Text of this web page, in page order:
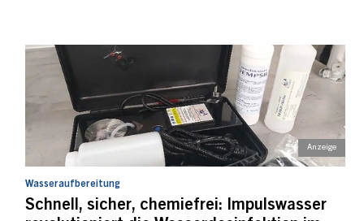
Wasseraufbereitung
Schnell, sicher, chemiefrei: Impulswasser